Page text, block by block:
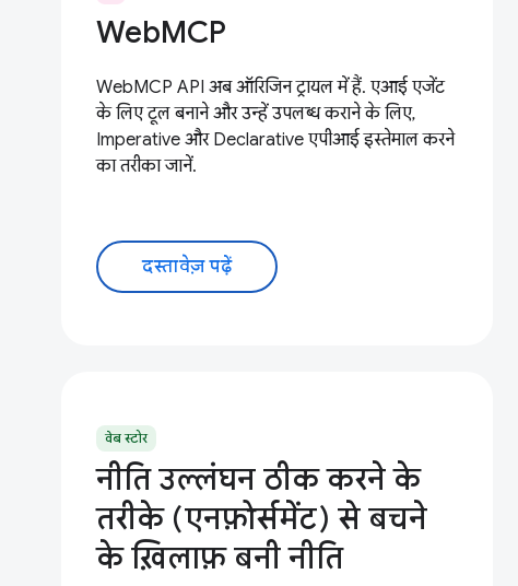
WebMCP
WebMCP API अब ऑरिजिन ट्रायल में हैं. एआई एजेंट
के लिए टूल बनाने और उन्हें उपलब्ध कराने के लिए,
Imperative और Declarative एपीआई इस्तेमाल करने
का तरीका जानें.
दस्तावेज़ पढ़ें
वेब स्टोर
नीति उल्लंघन ठीक करने के
तरीके (एनफ़ोर्समेंट) से बचने
के ख़िलाफ़ बनी नीति